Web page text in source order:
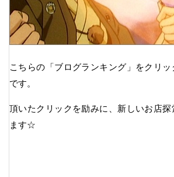
こちらの「ブログランキング」をクリ
です。
頂いたクリックを励みに、新しいお店探
ます☆